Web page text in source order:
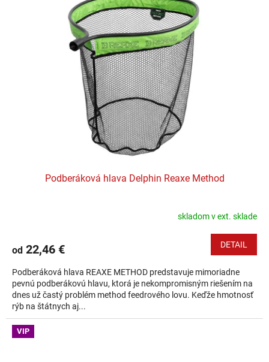
Podberáková hlava Delphin Reaxe Method
skladom v ext. sklade
od 22,46 € DETAIL
Podberáková hlava REAXE METHOD predstavuje mimoriadne
pevnú podberákovú hlavu, ktorá je nekompromisným riešením na
dnes už častý problém method feedrového lovu. Keďže hmotnosť
rýb na štátnych aj...
VIP